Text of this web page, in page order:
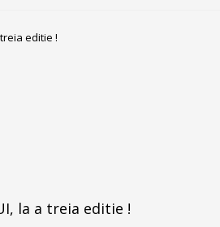
la a treia editie !